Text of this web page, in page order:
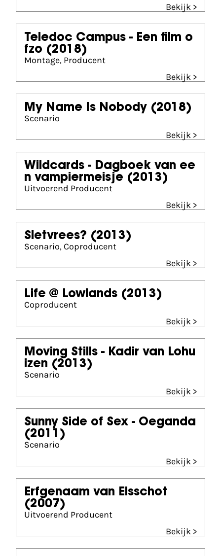
Bekijk >
Teledoc Campus - Een film o
fzo (2018)
Montage, Producent
Bekijk >
My Name Is Nobody (2018)
Scenario
Bekijk >
Wildcards - Dagboek van ee
n vampiermeisje (2013)
Uitvoerend Producent
Bekijk >
Sletvrees? (2013)
Scenario, Coproducent
Bekijk >
Life @ Lowlands (2013)
Coproducent
Bekijk >
Moving Stills - Kadir van Lohu
izen (2013)
Scenario
Bekijk >
Sunny Side of Sex - Oeganda
(2011)
Scenario
Bekijk >
Erfgenaam van Elsschot
(2007)
Uitvoerend Producent
Bekijk >